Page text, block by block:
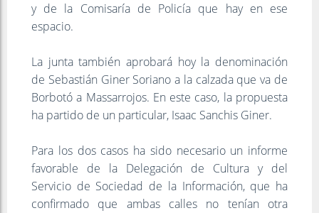
y de la Comisaría de Policía que hay en ese
espacio.
La junta también aprobará hoy la denominación
de Sebastián Giner Soriano a la calzada que va de
Borbotó a Massarrojos. En este caso, la propuesta
ha partido de un particular, Isaac Sanchis Giner.
Para los dos casos ha sido necesario un informe
favorable de la Delegación de Cultura y del
Servicio de Sociedad de la Información, que ha
confirmado que ambas calles no tenían otra